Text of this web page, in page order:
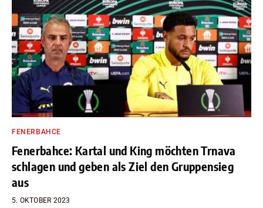
FENERBAHCE
Fenerbahce: Kartal und King möchten Trnava
schlagen und geben als Ziel den Gruppensieg
aus
5. OKTOBER 2023